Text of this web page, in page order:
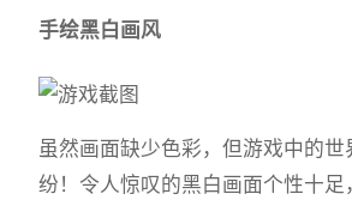
手绘黑白画风
虽然画面缺少色彩，但游戏中的世
纷！令人惊叹的黑白画面个性十足